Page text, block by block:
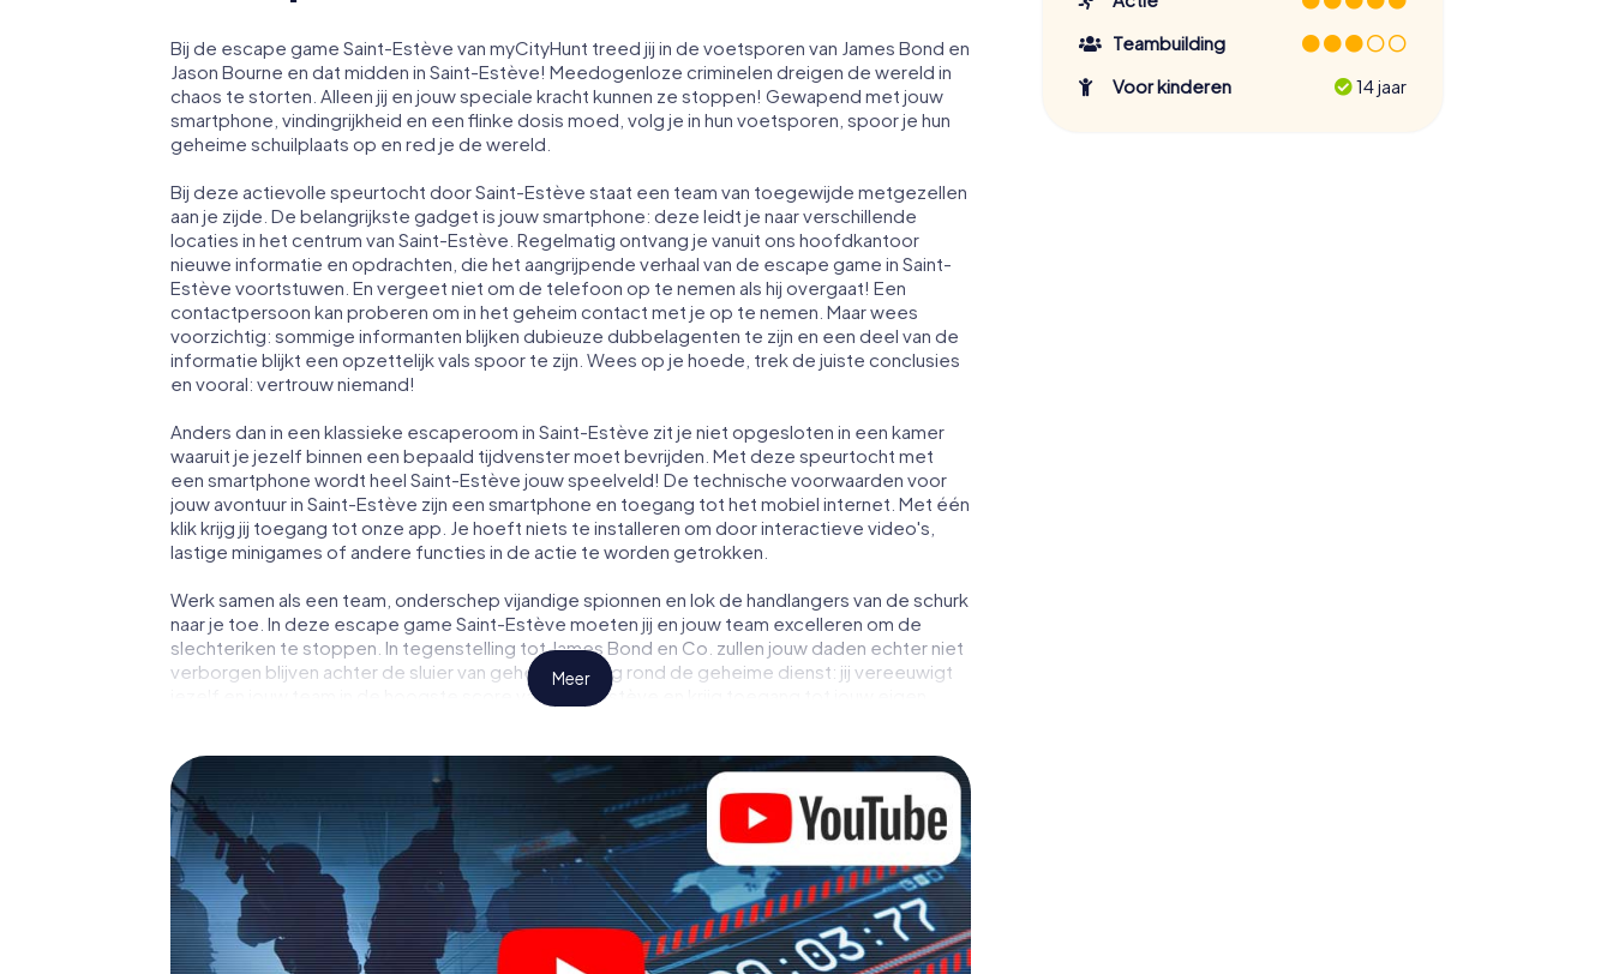
Bij de escape game Saint-Estève van myCityHunt treed jij in de voetsporen van James Bond en
Jason Bourne en dat midden in Saint-Estève! Meedogenloze criminelen dreigen de wereld in
chaos te storten. Alleen jij en jouw speciale kracht kunnen ze stoppen! Gewapend met jouw
smartphone, vindingrijkheid en een flinke dosis moed, volg je in hun voetsporen, spoor je hun
geheime schuilplaats op en red je de wereld.
Bij deze actievolle speurtocht door Saint-Estève staat een team van toegewijde metgezellen
aan je zijde. De belangrijkste gadget is jouw smartphone: deze leidt je naar verschillende
locaties in het centrum van Saint-Estève. Regelmatig ontvang je vanuit ons hoofdkantoor
nieuwe informatie en opdrachten, die het aangrijpende verhaal van de escape game in Saint-
Estève voortstuwen. En vergeet niet om de telefoon op te nemen als hij overgaat! Een
contactpersoon kan proberen om in het geheim contact met je op te nemen. Maar wees
voorzichtig: sommige informanten blijken dubieuze dubbelagenten te zijn en een deel van de
informatie blijkt een opzettelijk vals spoor te zijn. Wees op je hoede, trek de juiste conclusies
en vooral: vertrouw niemand!
Anders dan in een klassieke escaperoom in Saint-Estève zit je niet opgesloten in een kamer
waaruit je jezelf binnen een bepaald tijdvenster moet bevrijden. Met deze speurtocht met
een smartphone wordt heel Saint-Estève jouw speelveld! De technische voorwaarden voor
jouw avontuur in Saint-Estève zijn een smartphone en toegang tot het mobiel internet. Met één
klik krijg jij toegang tot onze app. Je hoeft niets te installeren om door interactieve video's,
lastige minigames of andere functies in de actie te worden getrokken.
Werk samen als een team, onderschep vijandige spionnen en lok de handlangers van de schurk
naar je toe. In deze escape game Saint-Estève moeten jij en jouw team excelleren om de
slechteriken te stoppen. In tegenstelling tot James Bond en Co. zullen jouw daden echter niet
verborgen blijven achter de sluier van geheimhouding rond de geheime dienst: jij vereeuwigt
jezelf en jouw team in de hoogste score van Saint-Estève en krijg toegang tot jouw eigen
agenten en verander Saint-Estève in een escaperoom in de buitenlucht!
Meer
Teambuilding
Voor kinderen
14 jaar